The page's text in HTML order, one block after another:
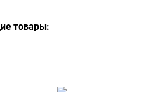
товары: